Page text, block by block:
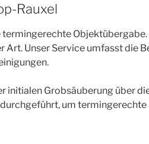
Rauxel
Unser Service umfasst die
Grobsäuberung über
um